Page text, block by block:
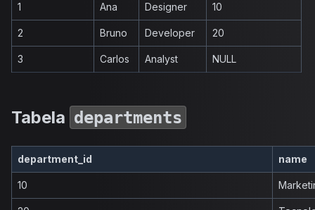
1 Ana Designer 10
2 Bruno Developer 20
3 Carlos Analyst NULL
Tabela departments
department_id name
10